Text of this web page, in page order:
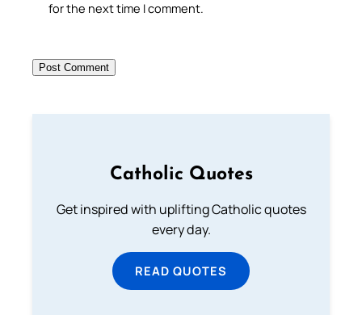
for the next time I comment.
Catholic Quotes
Get inspired with uplifting Catholic quotes
every day.
READ QUOTES